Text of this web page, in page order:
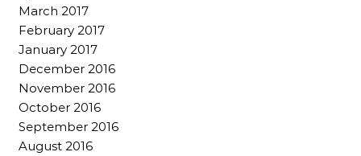
March 2017
February 2017
January 2017
December 2016
November 2016
October 2016
September 2016
August 2016